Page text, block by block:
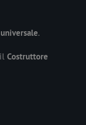
.
Costruttore